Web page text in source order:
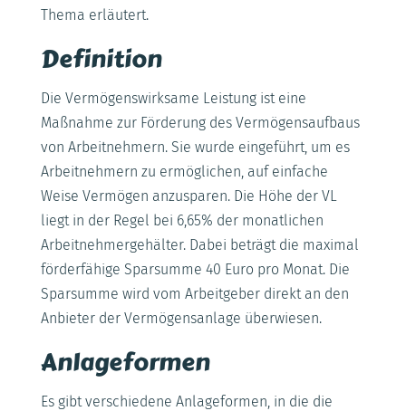
Thema erläutert.
Definition
Die Vermögenswirksame Leistung ist eine
Maßnahme zur Förderung des Vermögensaufbaus
von Arbeitnehmern. Sie wurde eingeführt, um es
Arbeitnehmern zu ermöglichen, auf einfache
Weise Vermögen anzusparen. Die Höhe der VL
liegt in der Regel bei 6,65% der monatlichen
Arbeitnehmergehälter. Dabei beträgt die maximal
förderfähige Sparsumme 40 Euro pro Monat. Die
Sparsumme wird vom Arbeitgeber direkt an den
Anbieter der Vermögensanlage überwiesen.
Anlageformen
Es gibt verschiedene Anlageformen, in die die